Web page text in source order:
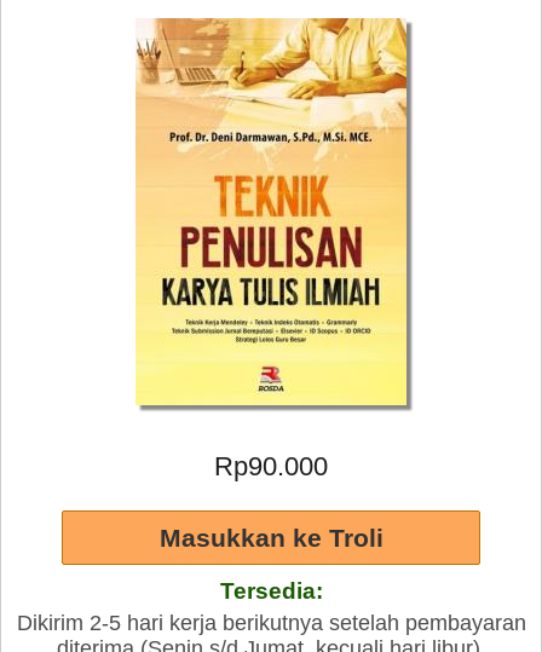
Rp90.000
Tersedia:
Dikirim 2-5 hari kerja berikutnya setelah pembayaran